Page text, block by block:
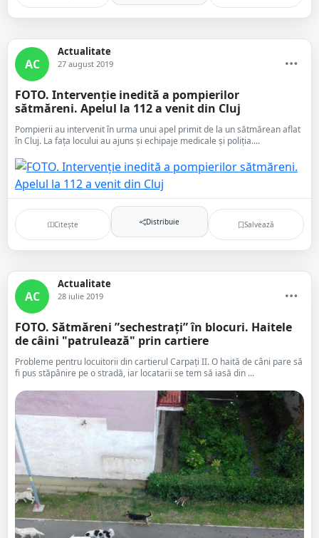
AC
Actualitate
27 august 2019
FOTO. Intervenție inedită a pompierilor
sătmăreni. Apelul la 112 a venit din Cluj
Pompierii au intervenit în urma unui apel primit de la un sătmărean aflat
în Cluj. La fața locului au ajuns și echipaje medicale și poliția....
Citește Distribuie Salvează
AC
Actualitate
28 iulie 2019
FOTO. Sătmăreni ”sechestrați” în blocuri. Haitele
de câini "patrulează" prin cartiere
Probleme pentru locuitorii din cartierul Carpați II. O haită de câni pare să
fi pus stăpânire pe o stradă, iar locatarii se tem să iasă din ...